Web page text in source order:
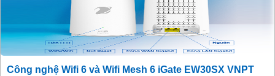
Công nghệ Wifi 6 và Wifi Mesh 6 iGate EW30SX VNPT